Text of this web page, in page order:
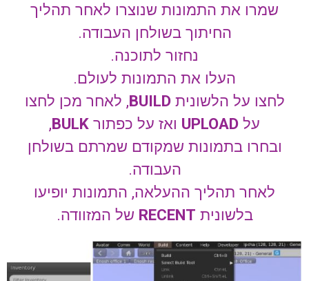
שמרו את התמונות שנוצרו לאחר תהליך
החיתוך בשולחן העבודה.
נחזור לתוכנה.
העלו את התמונות לעולם.
לחצו על הלשוניתBUILD, לאחר מכן לחצו
על UPLOAD ואז על כפתור BULK
,
ובחרו בתמונות שמקודם שמרתם בשולחן
העבודה.
לאחר תהליך ההעלאה, התמונות יופיעו
בלשונית RECENT של המזוודה.